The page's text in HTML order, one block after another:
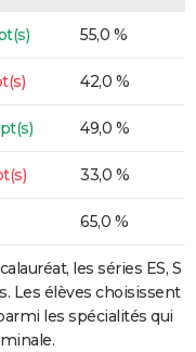
55,0 %
42,0 %
49,0 %
33,0 %
65,0 %
les séries ES, S
Les élèves choisissent
les spécialités qui